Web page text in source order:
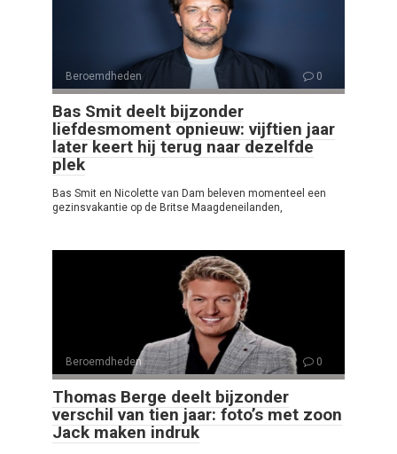
Beroemdheden 0
Bas Smit deelt bijzonder
liefdesmoment opnieuw: vijftien jaar
later keert hij terug naar dezelfde
plek
Bas Smit en Nicolette van Dam beleven momenteel een
gezinsvakantie op de Britse Maagdeneilanden,
Beroemdheden 0
Thomas Berge deelt bijzonder
verschil van tien jaar: foto’s met zoon
Jack maken indruk